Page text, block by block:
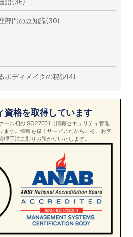
語(36)
部門の豆知識(30)
ボディメイクの秘訣(4)
資格を取得しています
ーム初のISO27001（情報セキュリティ管理
ます。情報を扱うサービスだからこそ、お客
手法に則りお預かりいたします。